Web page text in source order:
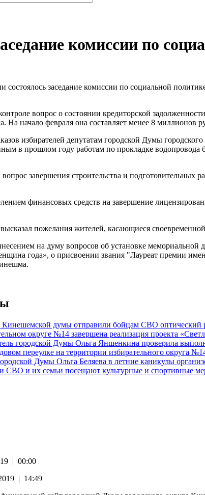
комиссии по
состоялось заседание комиссии по социальной
вопрос о состоянии кредиторской
На начало февраля она составляет менее 8
избирателей депутатам городской Думы
в прошлом году работам по прокладке водопровода
завершения строительства и подготовительных
финансовых средств на завершение
пожелания жителей, касающиеся
на думу вопросов об установке
года», о присвоении звания "Лауреат премии
Кинешемской думы отправили бойцам СВО оптический
округе №14 завершена реализация проекта
городской Думы Ольга Яншенкина проверила
переулке на территории избирательного округа
Думы Ольга Беляева в летние каникулы
СВО и их семьи посещают культурные и спортивные
| 00:00
| 14:49